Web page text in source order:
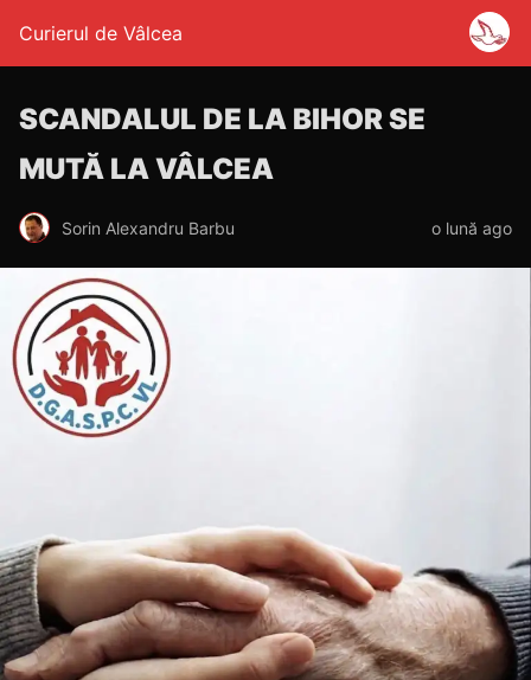
Curierul de Vâlcea
SCANDALUL DE LA BIHOR SE
MUTĂ LA VÂLCEA
Sorin Alexandru Barbu o lună ago